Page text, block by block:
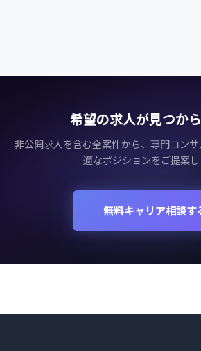
希望の求人が見つか
非公開求人を含む全案件から、専門コン
適なポジションをご提案し
無料キャリア相談す